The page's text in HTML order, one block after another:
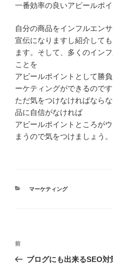
一番効率の良いアピールポ
自分の商品をインフルエン
宣伝になりますし紹介して
ます。そして、多くのイン
ことを
アピールポイントとして勝
ーケティングができるのです
ただ気をつけなければなら
品に自信がなければ
アピールポイントところが
まうので気をつけましょう。
カ
マーケティング
投
前
の
前
ブログにも出来るSEO対